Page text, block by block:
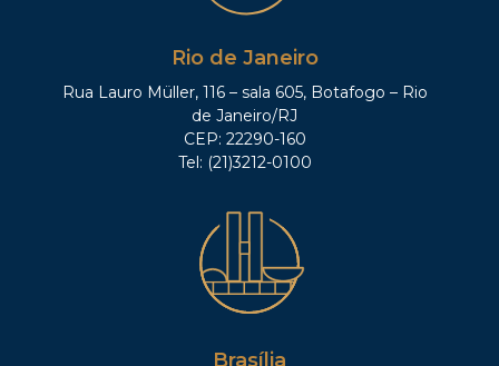
Rio de Janeiro
Rua Lauro Müller, 116 – sala 605, Botafogo – Rio
de Janeiro/RJ
CEP: 22290-160
Tel: (21)3212-0100
Brasília